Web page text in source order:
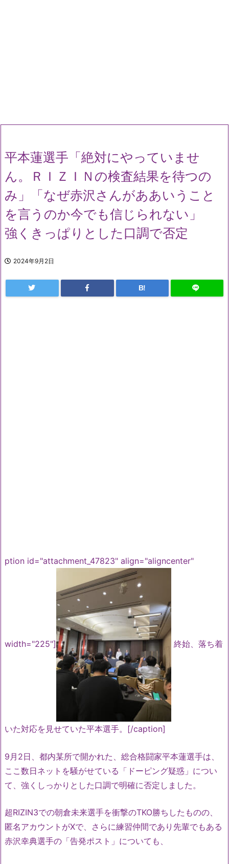
平本蓮選手「絶対にやっていませ
ん。ＲＩＺＩＮの検査結果を待つの
み」「なぜ赤沢さんがああいうこと
を言うのか今でも信じられない」
強くきっぱりとした口調で否定
2024年9月2日
B!
ption id="attachment_47823" align="aligncenter"
width="225"] 終始、落ち着
いた対応を見せていた平本選手。[/caption]
9月2日、都内某所で開かれた、総合格闘家平本蓮選手は、
ここ数日ネットを騒がせている「ドーピング疑惑」につい
て、強くしっかりとした口調で明確に否定しました。
超RIZIN3での朝倉未来選手を衝撃のTKO勝ちしたものの、
匿名アカウントがXで、さらに練習仲間であり先輩でもある
赤沢幸典選手の「告発ポスト」についても、